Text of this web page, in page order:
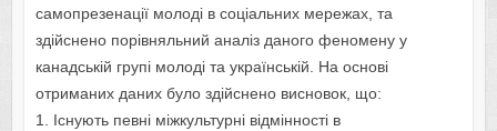
самопрезенації молоді в соціальних мережах, та
здійснено порівняльний аналіз даного феномену у
канадській групі молоді та українській. На основі
отриманих даних було здійснено висновок, що:
1. Існують певні міжкультурні відмінності в